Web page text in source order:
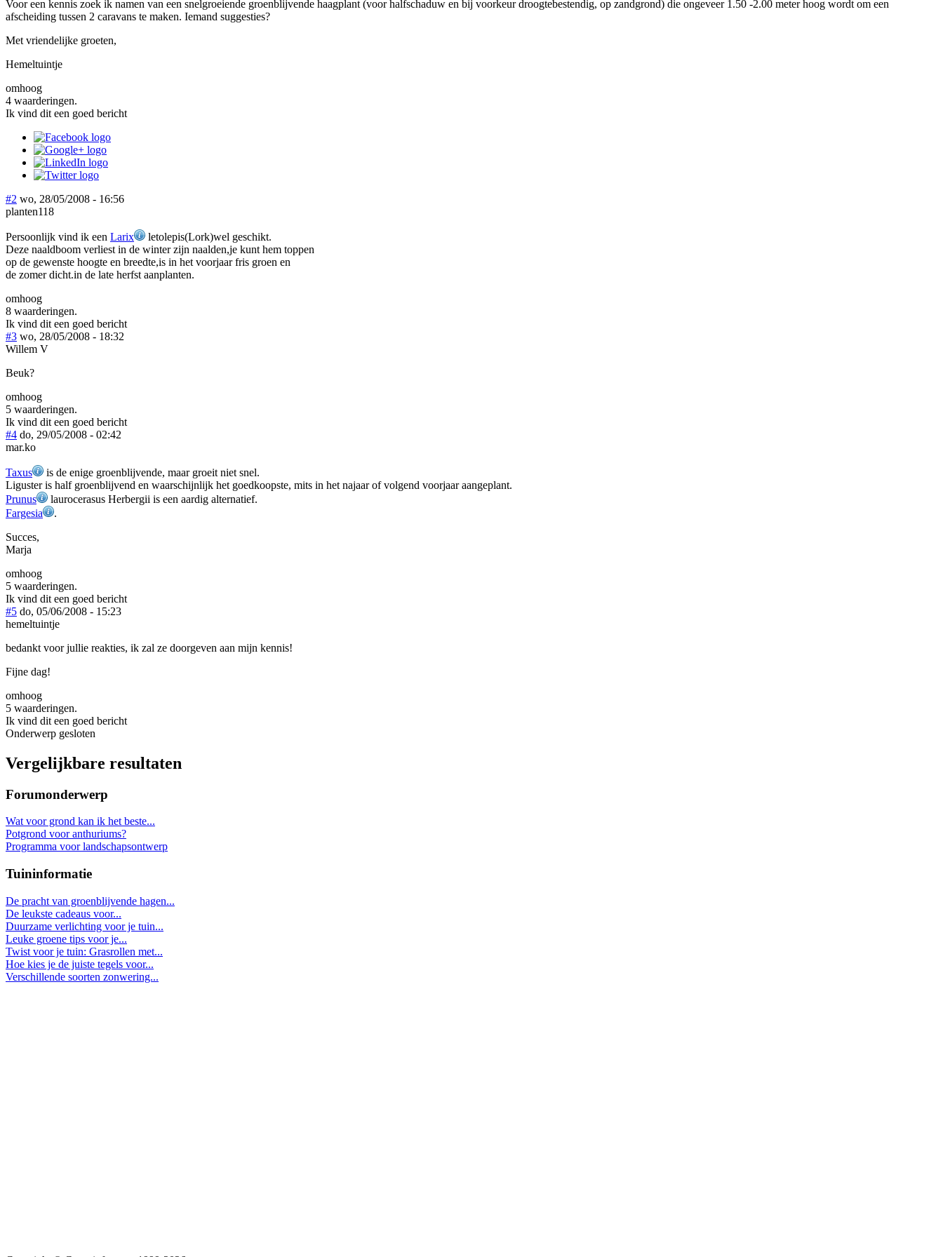
Voor een kennis zoek ik namen van een snelgroeiende groenblijvende haagplant (voor halfschaduw en bij voorkeur droogtebestendig, op zandgrond) die ongeveer 1.50 -2.00 meter hoog wordt om een
afscheiding tussen 2 caravans te maken. Iemand suggesties?
Met vriendelijke groeten,
Hemeltuintje
omhoog
4 waarderingen.
Ik vind dit een goed bericht
#2 wo, 28/05/2008 - 16:56
planten118
Persoonlijk vind ik een Larix
letolepis(Lork)wel geschikt.
Deze naaldboom verliest in de winter zijn naalden,je kunt hem toppen
op de gewenste hoogte en breedte,is in het voorjaar fris groen en
de zomer dicht.in de late herfst aanplanten.
omhoog
8 waarderingen.
Ik vind dit een goed bericht
#3 wo, 28/05/2008 - 18:32
Willem V
Beuk?
omhoog
5 waarderingen.
Ik vind dit een goed bericht
#4 do, 29/05/2008 - 02:42
mar.ko
Taxus
is de enige groenblijvende, maar groeit niet snel.
Liguster is half groenblijvend en waarschijnlijk het goedkoopste, mits in het najaar of volgend voorjaar aangeplant.
Prunus
laurocerasus Herbergii is een aardig alternatief.
Fargesia
.
Succes,
Marja
omhoog
5 waarderingen.
Ik vind dit een goed bericht
#5 do, 05/06/2008 - 15:23
hemeltuintje
bedankt voor jullie reakties, ik zal ze doorgeven aan mijn kennis!
Fijne dag!
omhoog
5 waarderingen.
Ik vind dit een goed bericht
Onderwerp gesloten
Vergelijkbare resultaten
Forumonderwerp
Wat voor grond kan ik het beste...
Potgrond voor anthuriums?
Programma voor landschapsontwerp
Tuininformatie
De pracht van groenblijvende hagen...
De leukste cadeaus voor...
Duurzame verlichting voor je tuin...
Leuke groene tips voor je...
Twist voor je tuin: Grasrollen met...
Hoe kies je de juiste tegels voor...
Verschillende soorten zonwering...